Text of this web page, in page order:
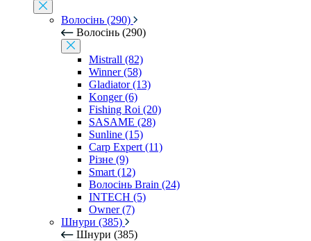
Волосінь (290)
Волосінь (290)
Mistrall (82)
Winner (58)
Gladiator (13)
Konger (6)
Fishing Roi (20)
SASAME (28)
Sunline (15)
Carp Expert (11)
Різне (9)
Smart (12)
Волосінь Brain (24)
INTECH (5)
Owner (7)
Шнури (385)
Шнури (385)